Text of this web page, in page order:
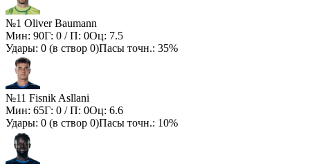
№1 Oliver Baumann
Мин: 90Г: 0 / П: 0Оц: 7.5
Удары: 0 (в створ 0)Пасы точн.: 35%
№11 Fisnik Asllani
Мин: 65Г: 0 / П: 0Оц: 6.6
Удары: 0 (в створ 0)Пасы точн.: 10%